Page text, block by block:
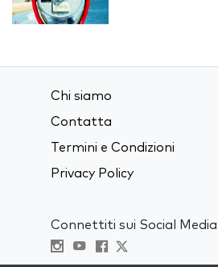
Chi siamo
Contatta
Termini e Condizioni
Privacy Policy
Connettiti sui Social